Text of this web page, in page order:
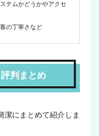
テムかどうかやアクセ
の丁寧さなど
判まとめ
潔にまとめて紹介しま